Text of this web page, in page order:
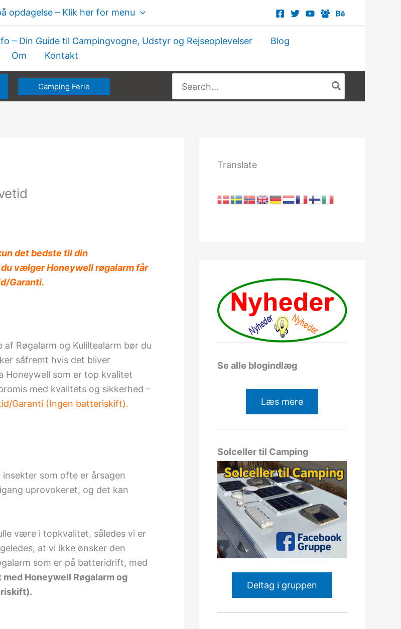
opdagelse – Klik her for menu
– Din Guide til Campingvogne, Udstyr og Rejseoplevelser
Blog
Om Kontakt
Camping Ferie
efter:
det bedste til din
vælger Honeywell røgalarm får
Garanti.
af Røgalarm og Kuliltealarm bør du
såfremt hvis det bliver
Honeywell som er top kvalitet
med kvalitets og sikkerhed –
Garanti (Ingen batteriskift).
som ofte er årsagen
uprovokeret, og det kan
være i topkvalitet, således vi er
at vi ikke ønsker den
som er på batteridrift, med
med Honeywell Røgalarm og
Translate
Se alle blogindlæg
Læs mere
Solceller til Camping
Deltag i gruppen